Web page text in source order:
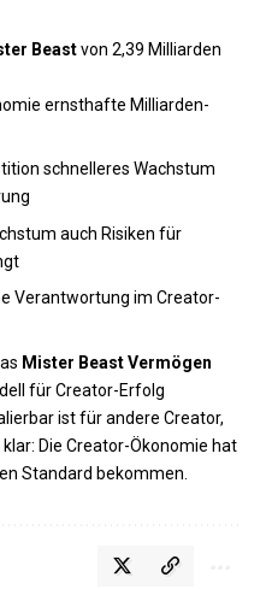
Beastvon 2,39 Milliarden
ernsthafte Milliarden-
schnelleres Wachstum
auch Risiken für
Verantwortung im Creator-
Mister Beast Vermögen
für Creator-Erfolg
ist für andere Creator,
Die Creator-Ökonomie hat
Standard bekommen.